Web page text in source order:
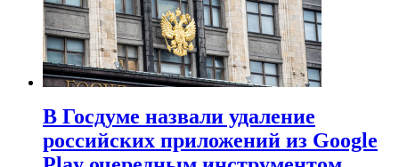
В Госдуме назвали удаление
российских приложений из Google